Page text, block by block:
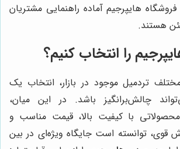
هایپرجیم آماده راهنمایی مشتریان
هستند.
را انتخاب کنیم؟
تردمیل موجود در بازار، انتخاب یک
چالش‌برانگیز باشد. در این میان،
محصولاتی با کیفیت بالا، قیمت مناسب و
توانسته است جایگاه ویژه‌ای در بین